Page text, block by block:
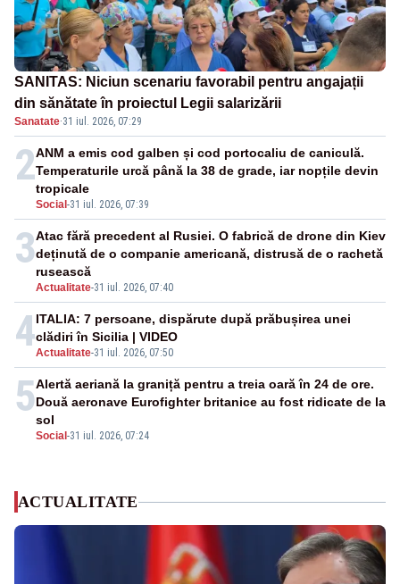
SANITAS: Niciun scenariu favorabil pentru angajații
din sănătate în proiectul Legii salarizării
Sanatate·31 iul. 2026, 07:29
2
Social -31 iul. 2026, 07:39
ANM a emis cod galben și cod portocaliu de caniculă.
Temperaturile urcă până la 38 de grade, iar nopțile devin
tropicale
3
Actualitate-31 iul. 2026, 07:40
Atac fără precedent al Rusiei. O fabrică de drone din Kiev
deținută de o companie americană, distrusă de o rachetă
rusească
4Actualitate-31 iul. 2026, 07:50
ITALIA: 7 persoane, dispărute după prăbușirea unei
clădiri în Sicilia | VIDEO
5
Social -31 iul. 2026, 07:24
Alertă aeriană la graniță pentru a treia oară în 24 de ore.
Două aeronave Eurofighter britanice au fost ridicate de la
sol
ACTUALITATE